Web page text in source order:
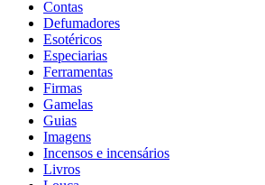
Contas
Defumadores
Esotéricos
Especiarias
Ferramentas
Firmas
Gamelas
Guias
Imagens
Incensos e incensários
Livros